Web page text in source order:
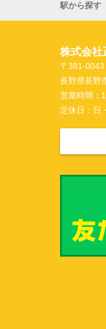
駅から探す
株式会社
〒381-0043
長野県長野
営業時間：
定休日： 日